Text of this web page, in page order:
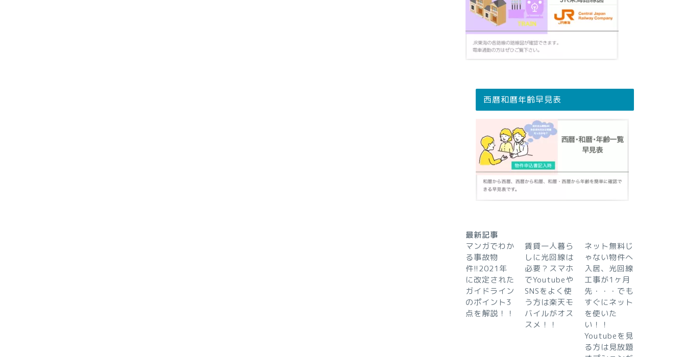
西暦和暦年齢早見表
最新記事
マンガでわか
る事故物
件!!2021年
に改定された
ガイドライン
のポイント3
点を解説！！
賃貸一人暮ら
しに光回線は
必要？スマホ
でYoutubeや
SNSをよく使
う方は楽天モ
バイルがオス
スメ！！
ネット無料じ
ゃない物件へ
入居、光回線
工事が1ヶ月
先・・・でも
すぐにネット
を使いた
い！！
Youtubeを見
る方は見放題